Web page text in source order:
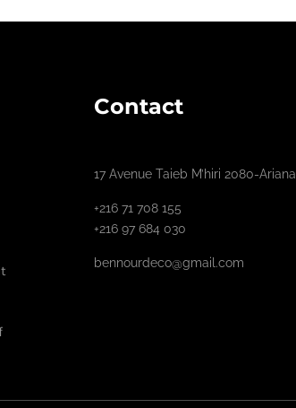
Contact
17 Avenue Taieb M’hiri 2080-Ariana
+216 71 708 155
+216 97 684 030
bennourdeco@gmail.com